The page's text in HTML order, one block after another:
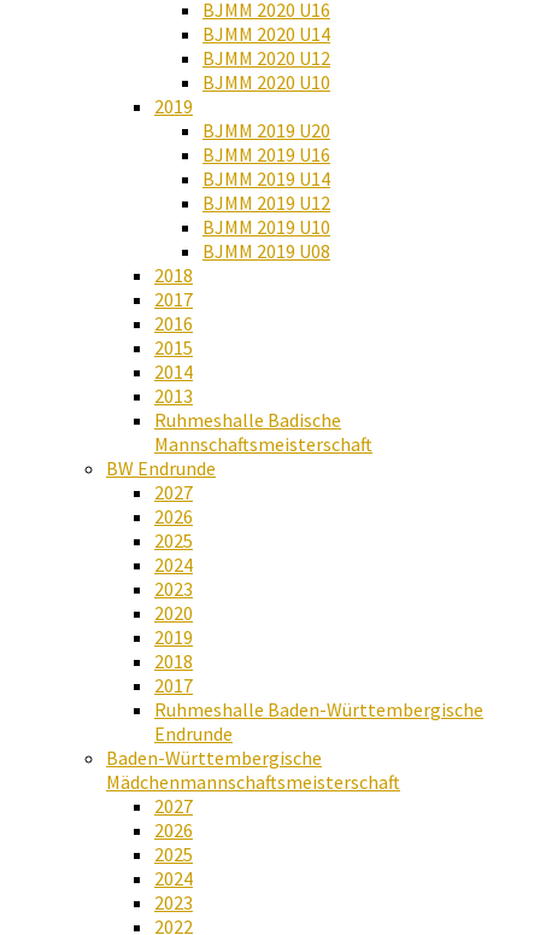
BJMM 2020 U16
BJMM 2020 U14
BJMM 2020 U12
BJMM 2020 U10
2019
BJMM 2019 U20
BJMM 2019 U16
BJMM 2019 U14
BJMM 2019 U12
BJMM 2019 U10
BJMM 2019 U08
2018
2017
2016
2015
2014
2013
Ruhmeshalle Badische
Mannschaftsmeisterschaft
BW Endrunde
2027
2026
2025
2024
2023
2020
2019
2018
2017
Ruhmeshalle Baden-Württembergische
Endrunde
Baden-Württembergische
Mädchenmannschaftsmeisterschaft
2027
2026
2025
2024
2023
2022